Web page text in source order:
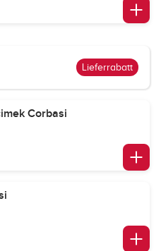
Lieferrabatt
Corbasi